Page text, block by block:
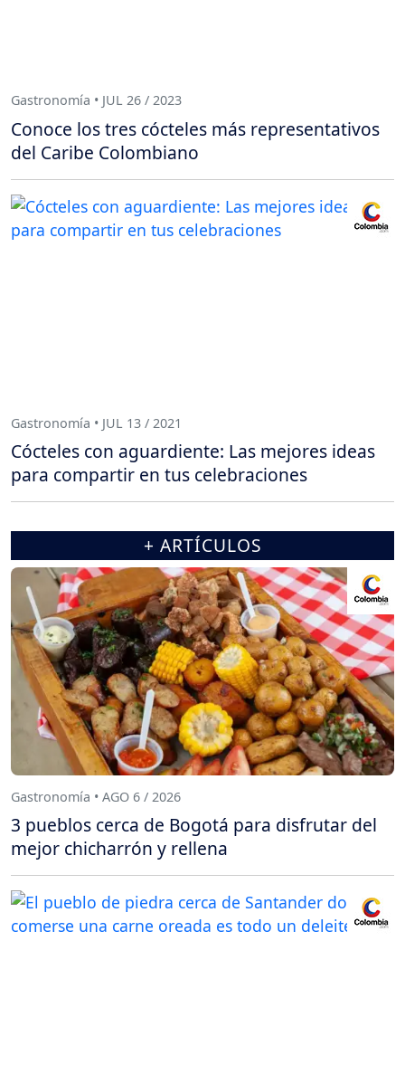
Gastronomía • JUL 26 / 2023
Conoce los tres cócteles más representativos
del Caribe Colombiano
Gastronomía • JUL 13 / 2021
Cócteles con aguardiente: Las mejores ideas
para compartir en tus celebraciones
+ ARTÍCULOS
Gastronomía • AGO 6 / 2026
3 pueblos cerca de Bogotá para disfrutar del
mejor chicharrón y rellena